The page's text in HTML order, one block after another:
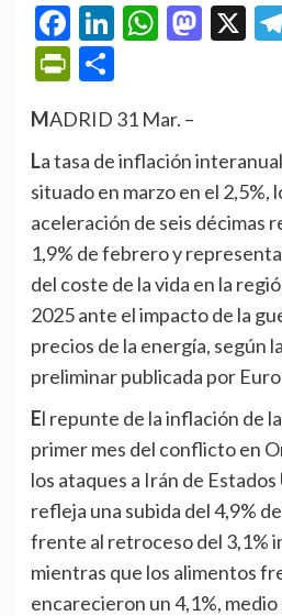
Facebook
LinkedInX
PrintFriendly
Compartir
MADRID 31 Mar. –
La tasa de inflación interanual de la eurozona se ha
situado en marzo en el 2,5%,
aceleración de seis décimas
1,9% de febrero y
del coste de la vida en la
2025 ante el impacto de la
precios de la energía, según
preliminar publicada por
El repunte de la inflación de la zona euro en marzo,
primer mes del conflicto en
los ataques a Irán de
refleja una subida del 4,9%
frente al retroceso del 3,1%
mientras que los alimentos
encarecieron un 4,1%,